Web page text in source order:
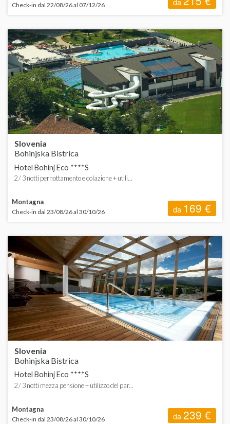
Check-in dal 22/08/26 al 07/12/26
Slovenia
Bohinjska Bistrica
Hotel Bohinj Eco ****S
2 / 3 notti pernottamento e colazione + utili...
Montagna
Check-in dal 23/08/26 al 30/10/26 da 169 €
Slovenia
Bohinjska Bistrica
Hotel Bohinj Eco ****S
2 / 3 notti mezza pensione + utilizzo del par...
Montagna
Check-in dal 23/08/26 al 30/10/26 da239 €